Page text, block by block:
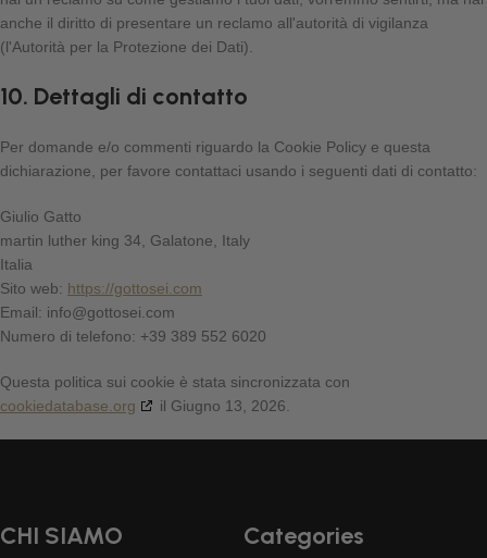
anche il diritto di presentare un reclamo all'autorità di vigilanza
(l'Autorità per la Protezione dei Dati).
10. Dettagli di contatto
Per domande e/o commenti riguardo la Cookie Policy e questa
dichiarazione, per favore contattaci usando i seguenti dati di contatto:
Giulio Gatto
martin luther king 34, Galatone, Italy
Italia
Sito web: https://gottosei.com
Email: info@gottosei.com
Numero di telefono: +39 389 552 6020
Questa politica sui cookie è stata sincronizzata con
cookiedatabase.org
il Giugno 13, 2026.
CHI SIAMO Categories